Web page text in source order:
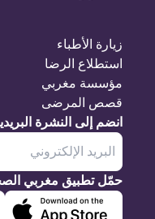
زيارة الأطباء
استطلاع الرضا
مؤسسة مغربي
قصص المرضى
انضم إلى النشرة
حمّل تطبيق مغربي